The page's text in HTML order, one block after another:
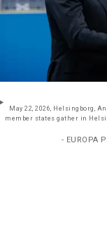
May 22, 2026, Helsingborg,
member states gather in
- EUROPA